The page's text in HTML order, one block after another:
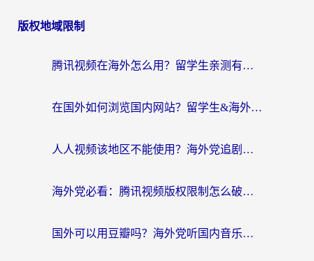
版权地域限制
腾讯视频在海外怎么用？留学生亲测有效的回国加速器攻略
在国外如何浏览国内网站？留学生&海外华人的无缝访问指南
人人视频该地区不能使用？海外党追剧看片的终极解决方案来了
海外党必看：腾讯视频版权限制怎么破？3步让你轻松追剧
国外可以用豆瓣吗？海外党听国内音乐听书的实用指南